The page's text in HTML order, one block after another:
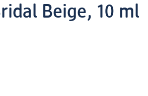
Beige, 10 ml